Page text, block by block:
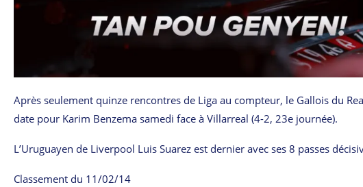
Après seulement quinze rencontres de Liga au compteur, le Gallois du
date pour Karim Benzema samedi face à Villarreal (4-2, 23e journée).
L’Uruguayen de Liverpool Luis Suarez est dernier avec ses 8 passes
Classement du 11/02/14